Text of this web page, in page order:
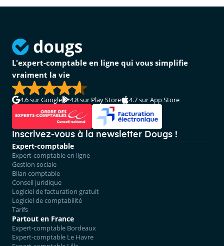
L'expert-comptable en ligne qui vous simplifie
vraiment la vie
4.6sur Google 4.8sur Play Store 4.7sur App Store
Inscrivez-vous à la newsletter Dougs !
Expert-comptable
Expert-comptable en ligne
Gestion sociale
Bilan comptable
Conseil juridique
Logiciel de facturation gratuit
Logiciel de comptabilité
Tarifs
Partout en France
Expert-comptable Bordeaux
Expert-comptable Le Havre